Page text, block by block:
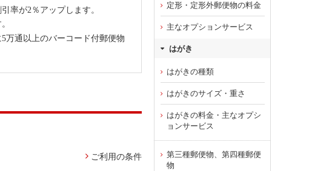
率が2％アップします。
万通以上のバーコード付郵便物
ご利用の条件
定形・定形外郵便物の料金
主なオプションサービス
はがき
はがきの種類
はがきのサイズ・重さ
はがきの料金・主なオプシ
ョンサービス
第三種郵便物、第四種郵便
物